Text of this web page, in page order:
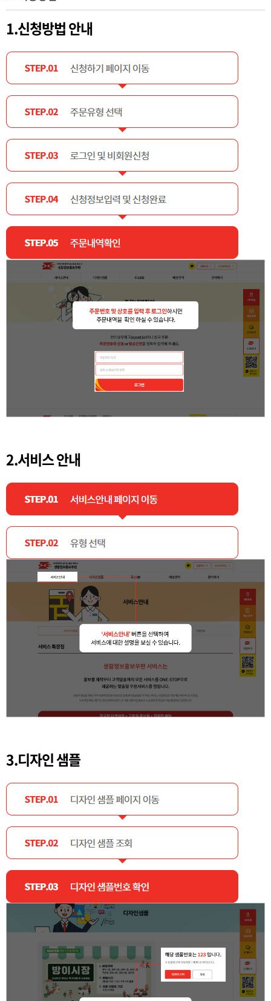
1.신청방법 안내
2.서비스 안내
3.디자인 샘플